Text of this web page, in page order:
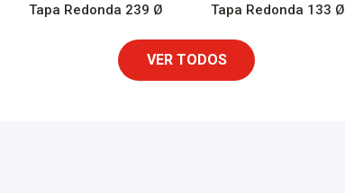
Tapa Redonda 239 Ø Tapa Redonda 133 Ø
VER TODOS